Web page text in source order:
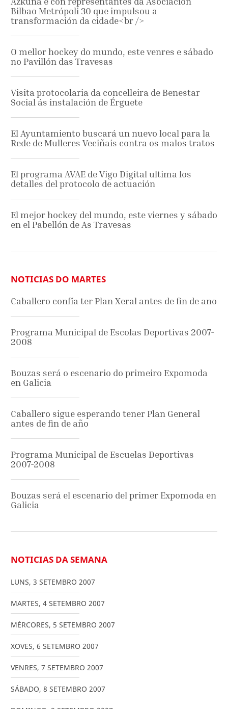
Bilbao Metrópoli 30 que impulsou a
transformación da cidade<br />
O mellor hockey do mundo, este venres e sábado
no Pavillón das Travesas
Visita protocolaria da concelleira de Benestar
Social ás instalación de Érguete
El Ayuntamiento buscará un nuevo local para la
Rede de Mulleres Veciñais contra os malos tratos
El programa AVAE de Vigo Digital ultima los
detalles del protocolo de actuación
El mejor hockey del mundo, este viernes y sábado
en el Pabellón de As Travesas
NOTICIAS DO MARTES
Caballero confía ter Plan Xeral antes de fin de ano
Programa Municipal de Escolas Deportivas 2007-
2008
Bouzas será o escenario do primeiro Expomoda
en Galicia
Caballero sigue esperando tener Plan General
antes de fin de año
Programa Municipal de Escuelas Deportivas
2007-2008
Bouzas será el escenario del primer Expomoda en
Galicia
NOTICIAS DA SEMANA
LUNS, 3 SETEMBRO 2007
MARTES, 4 SETEMBRO 2007
MÉRCORES, 5 SETEMBRO 2007
XOVES, 6 SETEMBRO 2007
VENRES, 7 SETEMBRO 2007
SÁBADO, 8 SETEMBRO 2007